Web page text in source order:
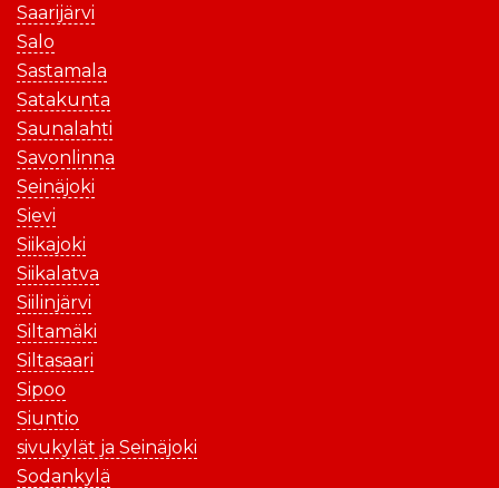
Saarijärvi
Salo
Sastamala
Satakunta
Saunalahti
Savonlinna
Seinäjoki
Sievi
Siikajoki
Siikalatva
Siilinjärvi
Siltamäki
Siltasaari
Sipoo
Siuntio
sivukylät ja Seinäjoki
Sodankylä